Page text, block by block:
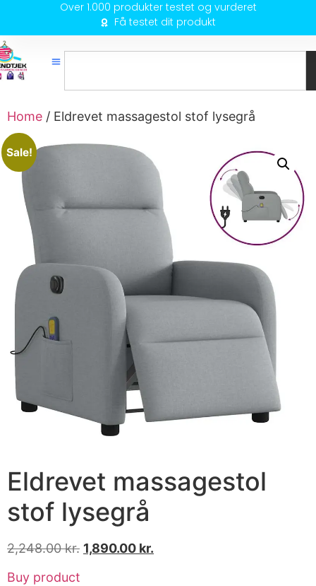
Over 1.000 produkter testet og vurderet
Få testet dit produkt
Home / Eldrevet massagestol stof lysegrå
Sale!
Eldrevet massagestol
stof lysegrå
2,248.00kr. 1,890.00 kr.
Buy product